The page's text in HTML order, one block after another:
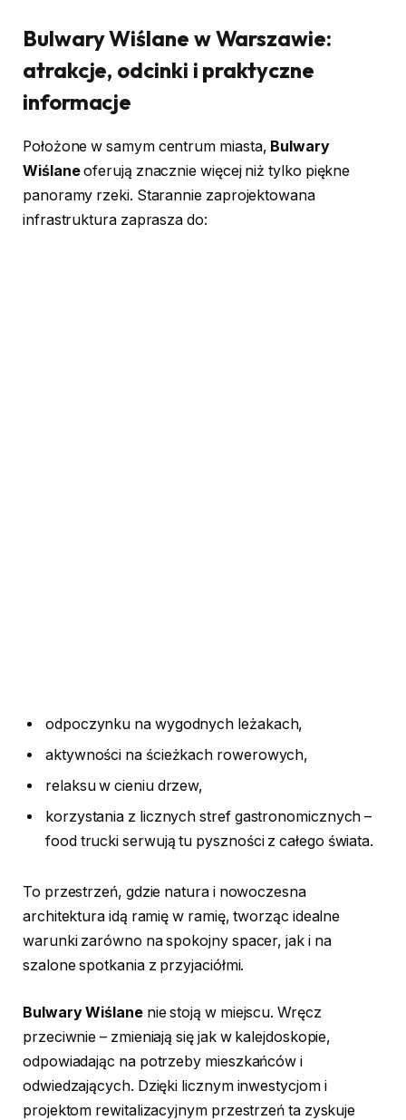
Bulwary Wiślane w Warszawie:
atrakcje, odcinki i praktyczne
informacje
Położone w samym centrum miasta, Bulwary
Wiślaneoferują znacznie więcej niż tylko piękne
panoramy rzeki. Starannie zaprojektowana
infrastruktura zaprasza do:
odpoczynku na wygodnych leżakach,
aktywności na ścieżkach rowerowych,
relaksu w cieniu drzew,
korzystania z licznych stref gastronomicznych –
food trucki serwują tu pyszności z całego świata.
To przestrzeń, gdzie natura i nowoczesna
architektura idą ramię w ramię, tworząc idealne
warunki zarówno na spokojny spacer, jak i na
szalone spotkania z przyjaciółmi.
Bulwary Wiślanenie stoją w miejscu. Wręcz
przeciwnie – zmieniają się jak w kalejdoskopie,
odpowiadając na potrzeby mieszkańców i
odwiedzających. Dzięki licznym inwestycjom i
projektom rewitalizacyjnym przestrzeń ta zyskuje